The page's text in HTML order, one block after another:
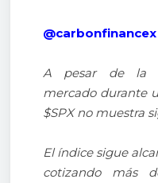
@carbonfinancex
A pesar de la
mercado durante
$SPX no muestra
El índice sigue
cotizando más